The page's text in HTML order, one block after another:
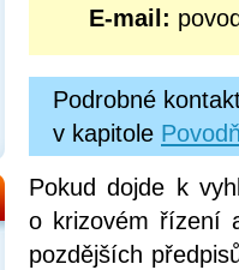
E-mail:
Podrobné
v kapitole
Pokud dojde k
o krizovém řízení
pozdějších